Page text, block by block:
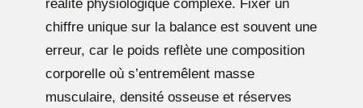
réalité physiologique complexe. Fixer un
chiffre unique sur la balance est souvent une
erreur, car le poids reflète une composition
corporelle où s’entremêlent masse
musculaire, densité osseuse et réserves